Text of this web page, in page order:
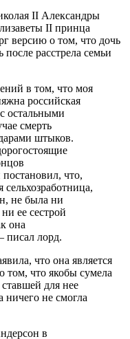
II Александры
II принца
версию о том, что дочь
расстрела семьи
в том, что моя
российская
остальными
смерть
штыков.
что,
не была ни
ее сестрой
она
писал лорд.
что она является
том, что якобы сумела
для нее
ничего не смогла
в